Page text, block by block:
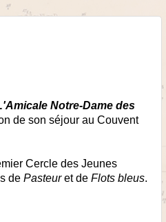
Notre-Dame des
de son séjour au Couvent
Cercle des Jeunes
de Pasteuret de Flots bleus.